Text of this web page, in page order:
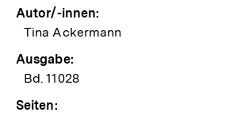
Autor/-innen:
Tina Ackermann
Ausgabe:
Bd. 11028
Seiten: